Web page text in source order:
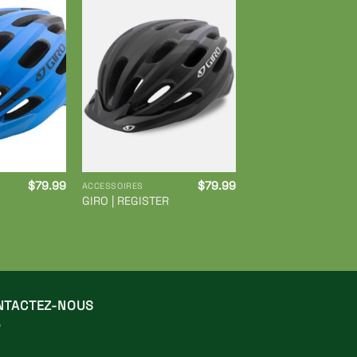
Ajouter
à ma
liste de
souhaits
$79.99
Ajouter
à ma
liste de
souhaits
ACCESSOIRES
GIRO | REGISTER
$79.99
NOUS